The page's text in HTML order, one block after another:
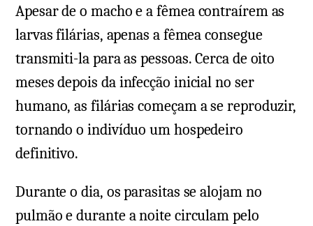
Apesar de o macho e a fêmea contraírem as
larvas filárias, apenas a fêmea consegue
transmiti-la para as pessoas. Cerca de oito
meses depois da infecção inicial no ser
humano, as filárias começam a se reproduzir,
tornando o indivíduo um hospedeiro
definitivo.
Durante o dia, os parasitas se alojam no
pulmão e durante a noite circulam pelo